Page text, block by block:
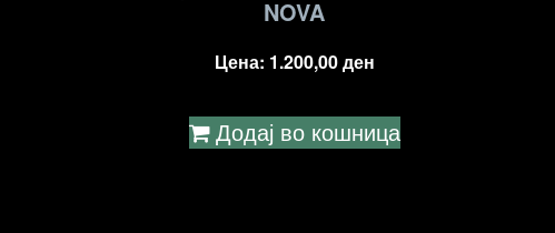
NOVA
Цена: 1.200,00ден
Додај во кошница